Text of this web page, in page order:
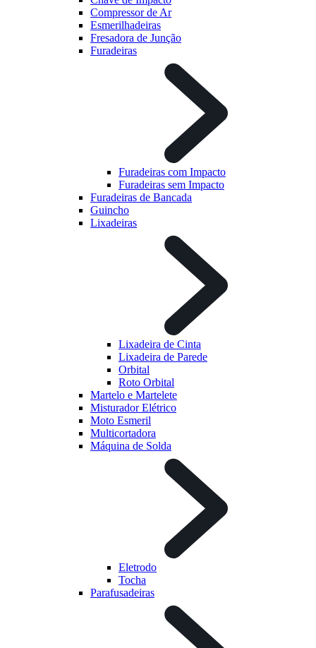
Compressor de Ar
Esmerilhadeiras
Fresadora de Junção
Furadeiras
Furadeiras com Impacto
Furadeiras sem Impacto
Furadeiras de Bancada
Guincho
Lixadeiras
Lixadeira de Cinta
Lixadeira de Parede
Orbital
Roto Orbital
Martelo e Martelete
Misturador Elétrico
Moto Esmeril
Multicortadora
Máquina de Solda
Eletrodo
Tocha
Parafusadeiras